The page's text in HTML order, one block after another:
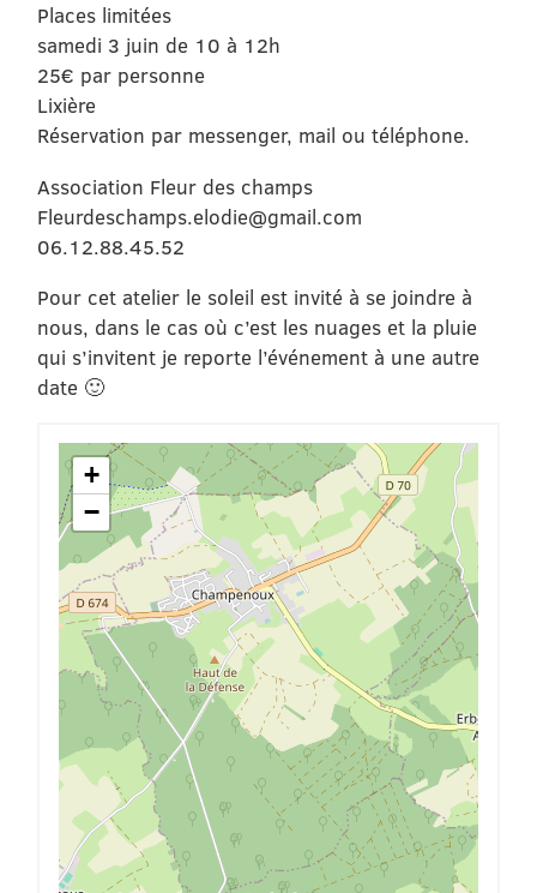
Places limitées
samedi 3 juin de 10 à 12h
25€ par personne
Lixière
Réservation par messenger, mail ou téléphone.
Association Fleur des champs
Fleurdeschamps.elodie@gmail.com
06.12.88.45.52
Pour cet atelier le soleil est invité à se joindre à
nous, dans le cas où c’est les nuages et la pluie
qui s’invitent je reporte l’événement à une autre
date 🙂
+
−